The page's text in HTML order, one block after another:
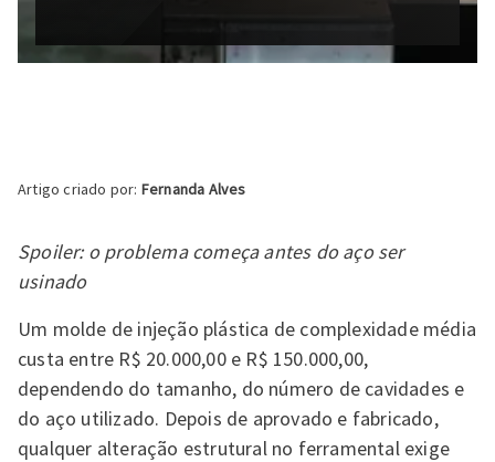
Artigo criado por: Fernanda Alves
Spoiler: o problema começa antes do aço ser
usinado
Um molde de injeção plástica de complexidade média
custa entre R$ 20.000,00 e R$ 150.000,00,
dependendo do tamanho, do número de cavidades e
do aço utilizado. Depois de aprovado e fabricado,
qualquer alteração estrutural no ferramental exige